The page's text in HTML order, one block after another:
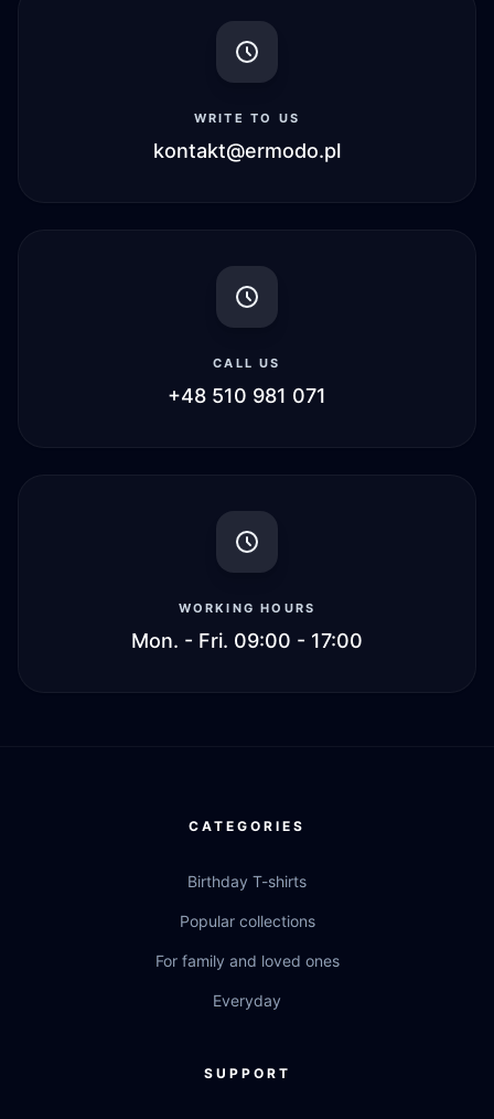
WRITE TO US
kontakt@ermodo.pl
CALL US
+48 510 981 071
WORKING HOURS
Mon. - Fri. 09:00 - 17:00
CATEGORIES
Birthday T-shirts
Popular collections
For family and loved ones
Everyday
SUPPORT